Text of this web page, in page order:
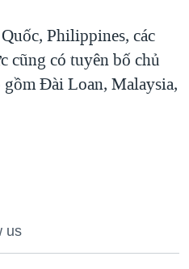
Philippines, các
cũng có tuyên bố chủ
Đài Loan, Malaysia,
us